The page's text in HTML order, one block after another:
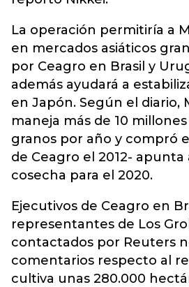
La operación permitiría a
en mercados asiáticos
por Ceagro en Brasil y
además ayudará a
en Japón. Según el diario,
maneja más de 10
granos por año y compró
de Ceagro el 2012- apunta
cosecha para el 2020.
Ejecutivos de Ceagro en
representantes de Los
contactados por Reuters
comentarios respecto al
cultiva unas 280.000